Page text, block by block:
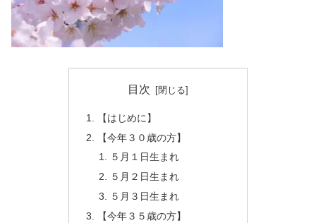
目次
【はじめに】
【今年３０歳の方】
５月１日生まれ
５月２日生まれ
５月３日生まれ
【今年３５歳の方】